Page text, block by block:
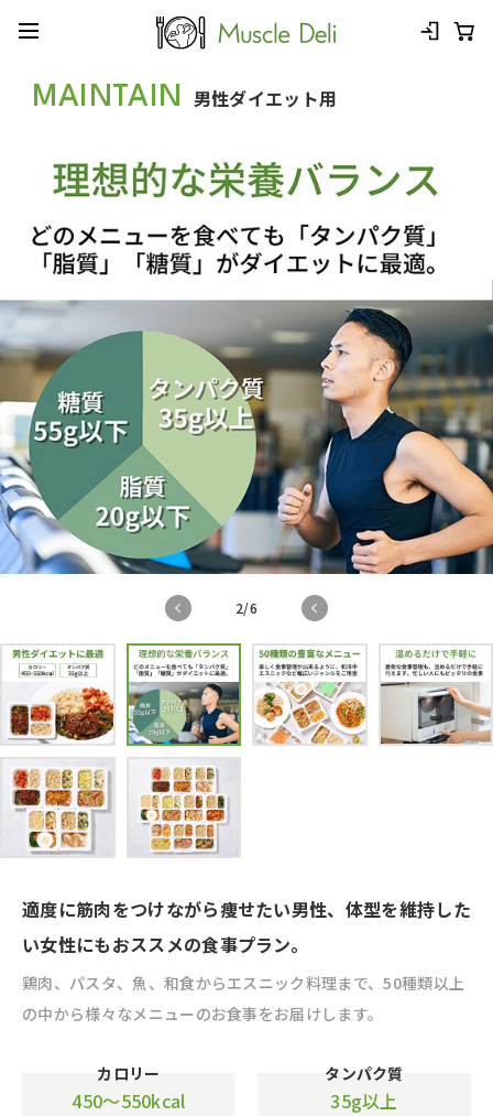
MAINTAIN 男性ダイエット用
2/6
適度に筋肉をつけながら痩せたい男性、体型を維持した
い女性にもおススメの食事プラン。
鶏肉、パスタ、魚、和食からエスニック料理まで、50種類以上
の中から様々なメニューのお食事をお届けします。
カロリー
450〜550kcal
タンパク質
35g以上